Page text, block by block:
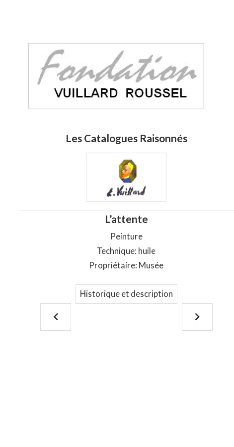
Les Catalogues Raisonnés
L’attente
Peinture
Technique: huile
Propriétaire: Musée
Historique et description